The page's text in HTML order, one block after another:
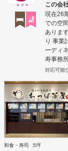
この会
現在26
での空
ありま
り 事業
ーディ
寿事務
はオリ
対応可能
和食・寿司 5坪